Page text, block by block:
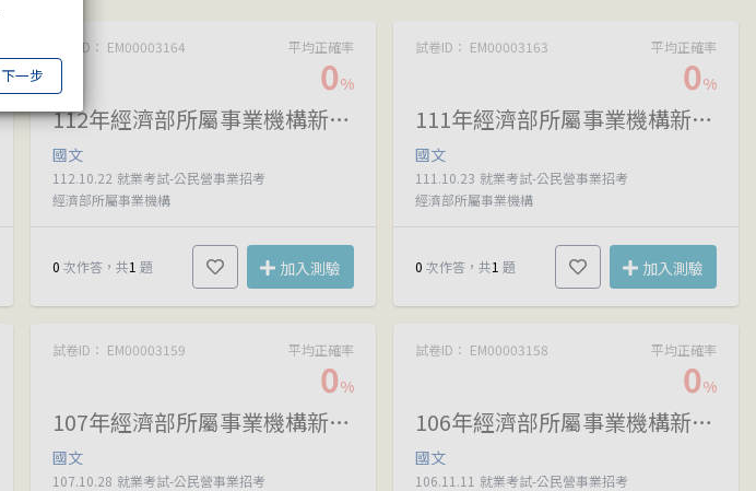
試卷ID： EM00003164 平均正確率
0%
112年經濟部所屬事業機構新進職員甄試
國文
112.10.22 就業考試-公民營事業招考
經濟部所屬事業機構
0 次作答，共1 題 加入測驗
試卷ID： EM00003163 平均正確率
0%
111年經濟部所屬事業機構新進職員甄試
國文
111.10.23 就業考試-公民營事業招考
經濟部所屬事業機構
0 次作答，共1 題 加入測驗
試卷ID： EM00003159 平均正確率
0%
107年經濟部所屬事業機構新進職員甄試
國文
107.10.28 就業考試-公民營事業招考
試卷ID： EM00003158 平均正確率
0%
106年經濟部所屬事業機構新進職員甄試
國文
106.11.11 就業考試-公民營事業招考
下一步